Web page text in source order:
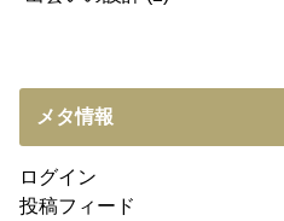
メタ情報
ログイン
投稿フィード